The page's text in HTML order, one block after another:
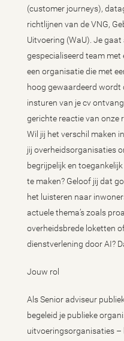
(customer journeys),
richtlijnen van de VNG,
Uitvoering (WaU). Je
gespecialiseerd team
een organisatie die met
hoog gewaardeerd wordt
insturen van je cv
gerichte reactie van onze
Wil jij het verschil maken
jij overheidsorganisaties
begrijpelijk en
te maken? Geloof jij dat
het luisteren naar
actuele thema’s zoals
overheidsbrede loketten
dienstverlening door AI?
Jouw rol
Als Senior adviseur
begeleid je publieke
uitvoeringsorganisaties –